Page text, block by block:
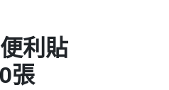
利貼
張